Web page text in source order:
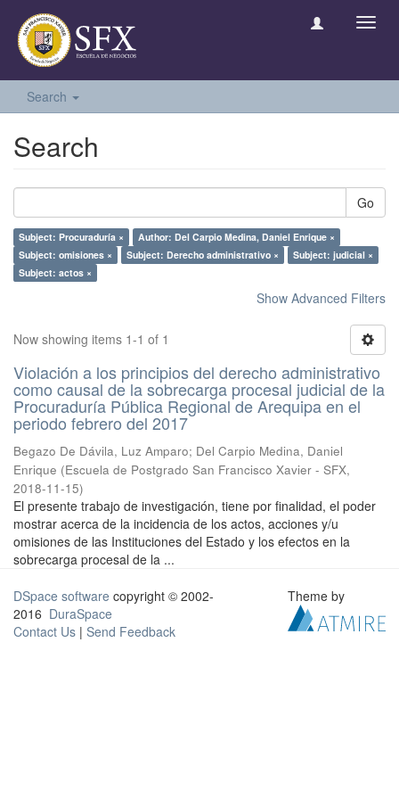
Search
Search
Go
Subject: Procuraduría ×
Author: Del Carpio Medina, Daniel Enrique ×
Subject: omisiones ×
Subject: Derecho administrativo ×
Subject: judicial ×
Subject: actos ×
Show Advanced Filters
Now showing items 1-1 of 1
Violación a los principios del derecho administrativo
como causal de la sobrecarga procesal judicial de la
Procuraduría Pública Regional de Arequipa en el
periodo febrero del 2017
Begazo De Dávila, Luz Amparo; Del Carpio Medina, Daniel
Enrique (Escuela de Postgrado San Francisco Xavier - SFX,
2018-11-15)
El presente trabajo de investigación, tiene por finalidad, el poder
mostrar acerca de la incidencia de los actos, acciones y/u
omisiones de las Instituciones del Estado y los efectos en la
sobrecarga procesal de la ...
DSpace software copyright © 2002-
2016 DuraSpace
Contact Us | Send Feedback
Theme by